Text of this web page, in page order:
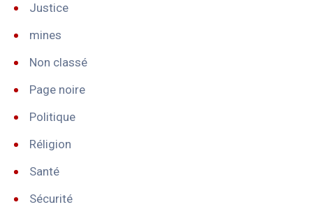
Justice
mines
Non classé
Page noire
Politique
Réligion
Santé
Sécurité